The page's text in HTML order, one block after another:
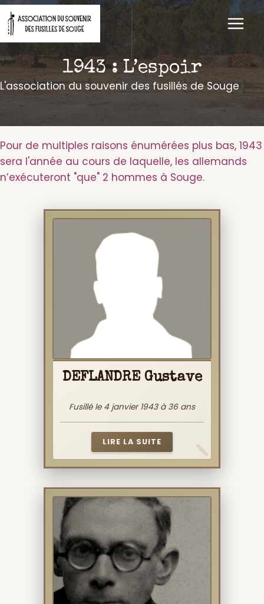
Aller
au
contenu
1943 : L’espoir
L'association du souvenir des fusillés de Souge
Pour de multiples raisons énumérées plus bas, 1943
sera l'année au cours de laquelle, les allemands
n’exécuteront "que" 2 hommes à Souge.
DEFLANDRE Gustave
Fusillé le 4 janvier 1943 à 36 ans
LIRE LA SUITE